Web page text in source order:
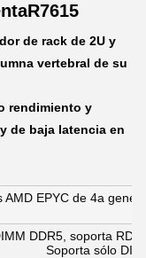
R7615
de rack de 2U y
vertebral de su
rendimiento y
de baja latencia en
AMD EPYC de 4a
DDR5, soporta
Soporta sólo